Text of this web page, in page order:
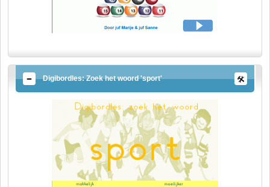
Digibordles: Zoek het woord 'sport'